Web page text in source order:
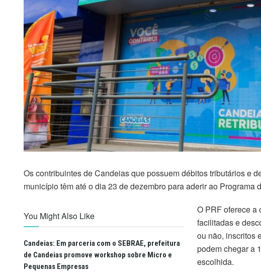
Os contribuintes de Candeias que possuem débitos tributários e
município têm até o dia 23 de dezembro para aderir ao
You Might Also Like
Candeias: Em parceria com o SEBRAE, prefeitura
de Candeias promove workshop sobre Micro e
Pequenas Empresas
O PRF oferece a
facilitadas e
ou não, inscritos
podem chegar a
escolhida.